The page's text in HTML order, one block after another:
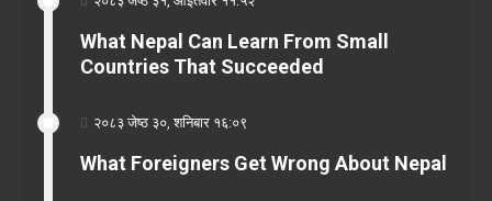
What Nepal Can Learn From Small
Countries That Succeeded
२०८३ जेष्ठ ३०, शनिबार १६:०९
What Foreigners Get Wrong About Nepal